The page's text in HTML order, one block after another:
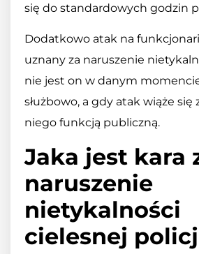
się do standardowych godzin
Dodatkowo atak na
uznany za naruszenie
nie jest on w danym
służbowo, a gdy atak wiąże się
niego funkcją publiczną.
Jaka jest kara
naruszenie
nietykalności
cielesnej